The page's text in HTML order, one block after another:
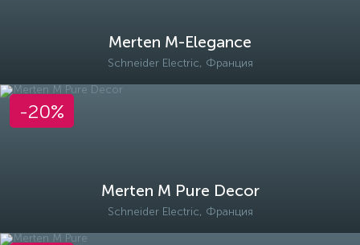
Merten M-Elegance
Schneider Electric, Франция
Merten M Pure Decor
Schneider Electric, Франция
-20%